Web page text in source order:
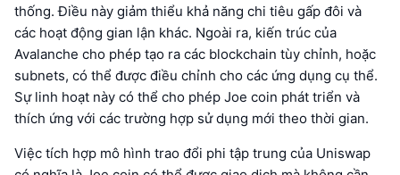
thống. Điều này giảm thiểu khả năng chi tiêu gấp đôi và
các hoạt động gian lận khác. Ngoài ra, kiến trúc của
Avalanche cho phép tạo ra các blockchain tùy chỉnh, hoặc
subnets, có thể được điều chỉnh cho các ứng dụng cụ thể.
Sự linh hoạt này có thể cho phép Joe coin phát triển và
thích ứng với các trường hợp sử dụng mới theo thời gian.
Việc tích hợp mô hình trao đổi phi tập trung của Uniswap